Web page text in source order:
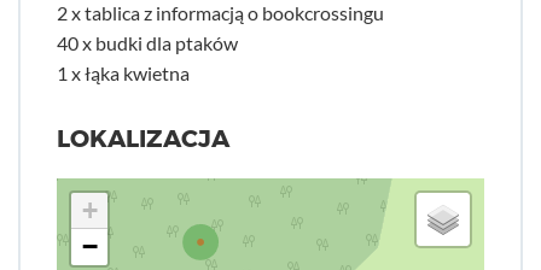
2 x tablica z informacją o bookcrossingu
40 x budki dla ptaków
1 x łąka kwietna
LOKALIZACJA
+
−